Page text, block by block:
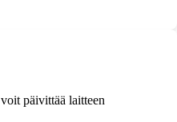
päivittää laitteen